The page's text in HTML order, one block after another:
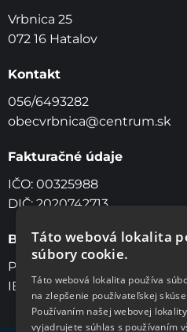
Vrbnica 25
072 16 Hatalov
Kontakt
056/6493282
obecvrbnica@centrum.sk
Fakturačné údaje
IČO: 00325988
DIČ: 2020742713
Bankové spojenie
Prima Banka, a.s Slovensko
IBAN: SK46 5600 0000 0042
Táto webová lokalita
súbory cookie.
Táto webová lokalita používa
na zlepšenie používateľskej
Používaním našej webovej lokality
vyjadrujete súhlas s používaním